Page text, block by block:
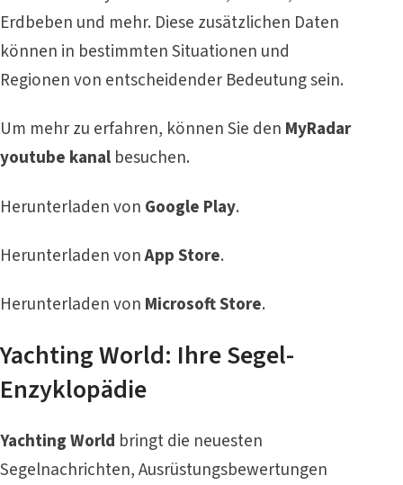
Erdbeben und mehr. Diese zusätzlichen Daten
können in bestimmten Situationen und
Regionen von entscheidender Bedeutung sein.
Um mehr zu erfahren, können Sie den MyRadar
youtube kanal besuchen.
Herunterladen von Google Play.
Herunterladen vonApp Store.
Herunterladen von Microsoft Store.
Yachting World: Ihre Segel-
Enzyklopädie
Yachting World bringt die neuesten
Segelnachrichten, Ausrüstungsbewertungen